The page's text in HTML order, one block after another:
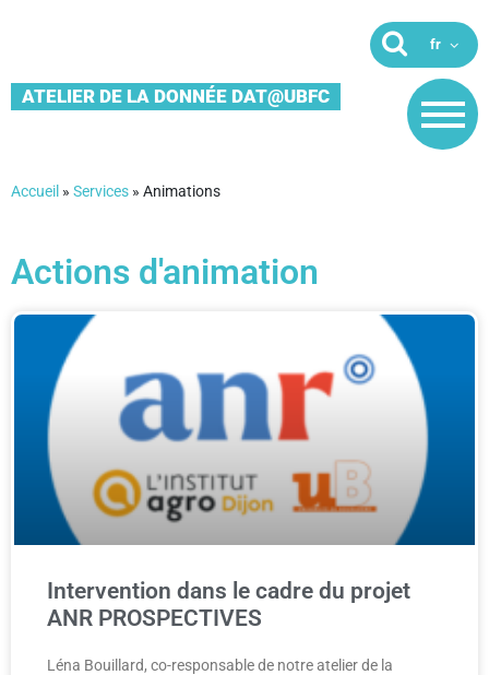
ATELIER DE LA DONNÉE DAT@UBFC
Accueil » Services » Animations
Actions d'animation
Intervention dans le cadre du projet
ANR PROSPECTIVES
Léna Bouillard, co-responsable de notre atelier de la